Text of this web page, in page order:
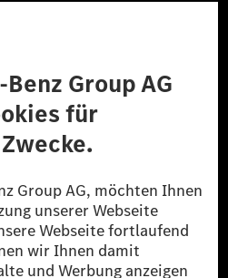
Alle Rechte vorbehalten.
Mercedes-Benz Group durch
werden.
Bestandteil von MB.CHARGE
und China. Sofern an der jeweiligen
erneuerbaren Energien vorliegt,